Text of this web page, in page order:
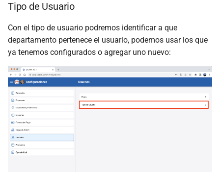
Tipo de Usuario
Con el tipo de usuario podremos identificar a que
departamento pertenece el usuario, podemos usar los que
ya tenemos configurados o agregar uno nuevo: